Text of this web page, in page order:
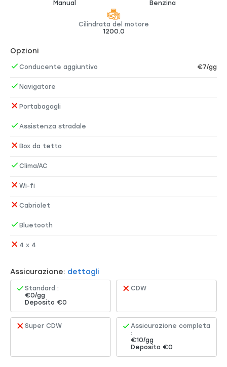
Manual
Benzina
Cilindrata del motore
1200.0
Opzioni
Conducente aggiuntivo €7/gg
Navigatore
Portabagagli
Assistenza stradale
Box da tetto
Clima/AC
Wi-fi
Cabriolet
Bluetooth
4 x 4
Assicurazione: dettagli
Standard :
€0/gg
Deposito €0
CDW
Super CDW
Assicurazione completa
:
€10/gg
Deposito €0